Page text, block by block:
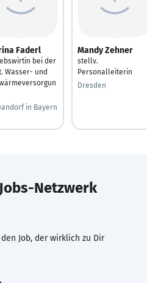
Faderl
bei der
Wasser- und
in Bayern
Mandy Zehner
stellv.
Personalleiterin
Dresden
Netzwerk
Job, der wirklich zu Dir